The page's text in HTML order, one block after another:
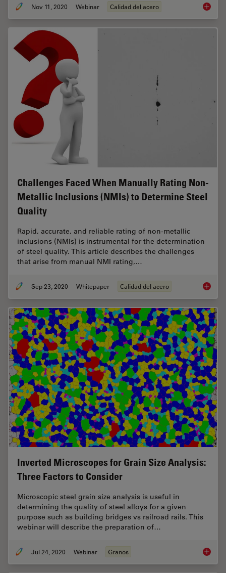
Nov 11, 2020 Webinar Calidad del acero How to
Challenges Faced When Manually Rating Non-
Metallic Inclusions (NMIs) to Determine Steel
Quality
Rapid, accurate, and reliable rating of non-metallic
inclusions (NMIs) is instrumental for the determination
of steel quality. This article describes the challenges
that arise from manual NMI rating,…
Sep 23, 2020 Whitepaper Calidad del acero
Inverted Microscopes for Grain Size Analysis:
Three Factors to Consider
Microscopic steel grain size analysis is useful in
determining the quality of steel alloys for a given
purpose such as building bridges vs railroad rails. This
webinar will describe the preparation of…
Jul 24, 2020 Webinar Granos